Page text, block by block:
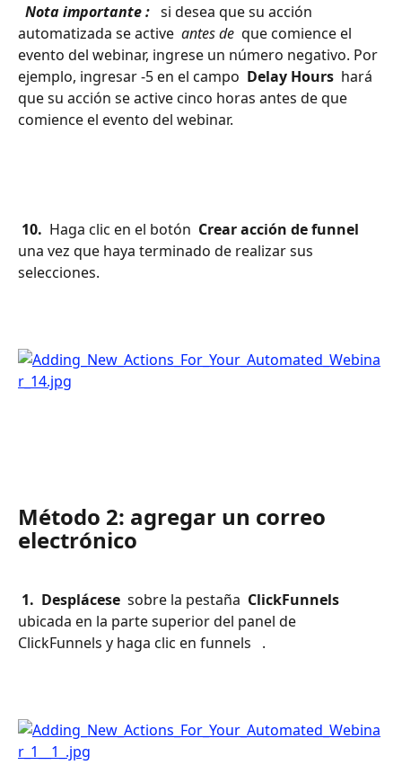
Nota importante : si desea que su acción
automatizada se active antes de que comience el
evento del webinar, ingrese un número negativo. Por
ejemplo, ingresar -5 en el campo Delay Hours hará
que su acción se active cinco horas antes de que
comience el evento del webinar.
10. Haga clic en el botón Crear acción de funnel
una vez que haya terminado de realizar sus
selecciones.
Método 2: agregar un correo
electrónico
1. Desplácese sobre la pestaña ClickFunnels
ubicada en la parte superior del panel de
ClickFunnels y haga clic en funnels
.